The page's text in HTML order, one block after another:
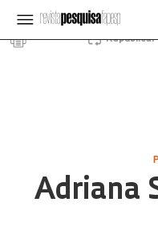
Republicar
Adriana